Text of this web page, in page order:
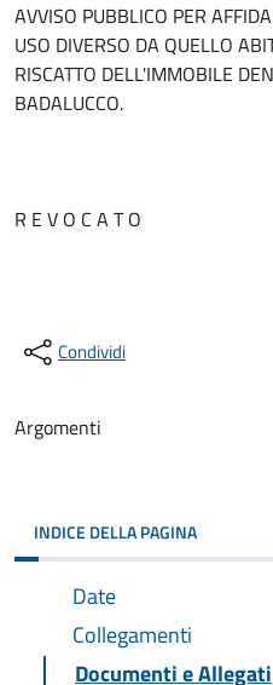
AVVISO PUBBLICO PER
USO DIVERSO DA QUELLO
RISCATTO DELL'IMMOBILE
BADALUCCO.
R E V O C A T O
Condividi
Argomenti
INDICE DELLA PAGINA
Date
Collegamenti
Documenti e Allegati